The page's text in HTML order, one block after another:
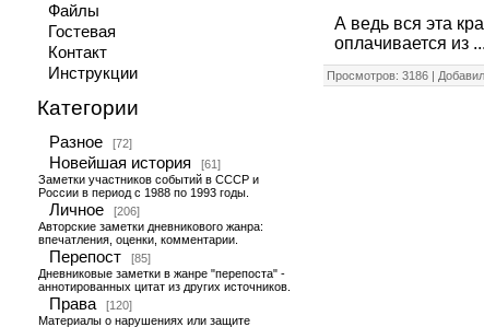
Файлы
Гостевая
Контакт
Инструкции
Категории
Разное [72]
Новейшая история
[61]
Заметки участников событий в СССР и
России в период с 1988 по 1993 годы.
Личное
[206]
Авторские заметки дневникового жанра:
впечатления, оценки, комментарии.
Перепост
[85]
Дневниковые заметки в жанре "перепоста" -
аннотированных цитат из других источников.
Права
[120]
Материалы о нарушениях или защите
А ведь вся эта
оплачивается из ...
Просмотров: 3186 |